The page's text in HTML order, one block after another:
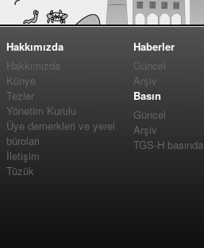
Hakkımızda
Hakkımızda
Künye
Tezler
Yönetim Kurulu
Üye dernerkleri ve yerel
büroları
İletişim
Tüzük
Haberler
Güncel
Arşiv
Basın
Güncel
Arşiv
TGS-H basında